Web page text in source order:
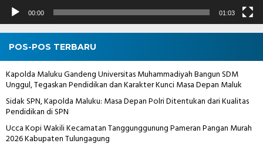
00:00 01:03
POS-POS TERBARU
Kapolda Maluku Gandeng Universitas Muhammadiyah Bangun SDM
Unggul, Tegaskan Pendidikan dan Karakter Kunci Masa Depan Maluk
Sidak SPN, Kapolda Maluku: Masa Depan Polri Ditentukan dari Kualitas
Pendidikan di SPN
Ucca Kopi Wakili Kecamatan Tanggunggunung Pameran Pangan Murah
2026 Kabupaten Tulungagung